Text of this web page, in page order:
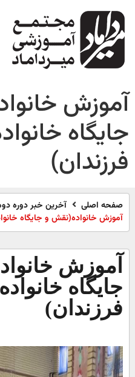
آموزش
جایگاه
فرزندان)
صفحه اصلی
آخرین خبر دوره
آموزش خانواده(نقش و جایگاه
آموزش
جایگاه
فرزندان)